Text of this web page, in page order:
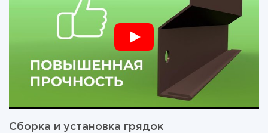
Сборка и установка грядок